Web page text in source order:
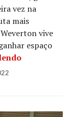
vez na
mais
vive
espaço